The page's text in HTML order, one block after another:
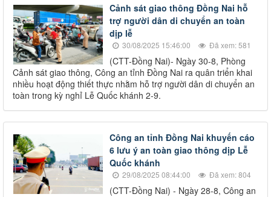
Cảnh sát giao thông Đồng Nai hỗ
trợ người dân di chuyển an toàn
dịp lễ
30/08/2025 15:46:00 Đã xem: 581
(CTT-Đồng Nai)- Ngày 30-8, Phòng
Cảnh sát giao thông, Công an tỉnh Đồng Nai ra quân triển khai
nhiều hoạt động thiết thực nhằm hỗ trợ người dân di chuyển an
toàn trong kỳ nghỉ Lễ Quốc khánh 2-9.
Công an tỉnh Đồng Nai khuyến cáo
6 lưu ý an toàn giao thông dịp Lễ
Quốc khánh
29/08/2025 08:44:00 Đã xem: 804
(CTT-Đồng Nai) - Ngày 28-8, Công an